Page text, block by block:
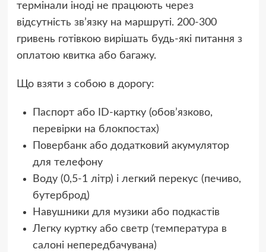
термінали іноді не працюють через
відсутність зв’язку на маршруті. 200-300
гривень готівкою вирішать будь-які питання з
оплатою квитка або багажу.
Що взяти з собою в дорогу:
Паспорт або ID-картку (обов’язково,
перевірки на блокпостах)
Повербанк або додатковий акумулятор
для телефону
Воду (0,5-1 літр) і легкий перекус (печиво,
бутерброд)
Навушники для музики або подкастів
Легку куртку або светр (температура в
салоні непередбачувана)